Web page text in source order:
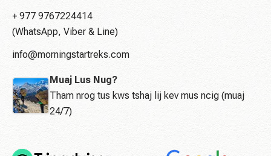
+ 977 9767224414
(WhatsApp, Viber & Line)
info@morningstartreks.com
Muaj Lus Nug?
Tham nrog tus kws tshaj lij kev mus ncig (muaj
24/7)